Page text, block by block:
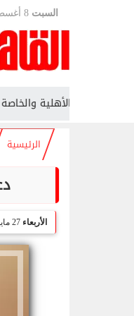
السبت
الرئيسية
الأربعاء 27 مايو 2026